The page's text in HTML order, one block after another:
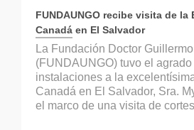
FUNDAUNGO recibe visita de la
Canadá en El Salvador
La Fundación Doctor
(FUNDAUNGO) tuvo el
instalaciones a la
Canadá en El Salvador, Sra.
el marco de una visita de